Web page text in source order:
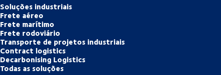
Soluções industriais
Frete aéreo
Frete marítimo
Frete rodoviário
Transporte de projetos industriais
Contract logistics
Decarbonising Logistics
Todas as soluções